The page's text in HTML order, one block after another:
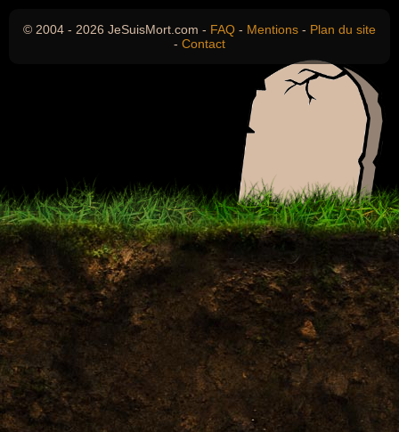
© 2004 - 2026 JeSuisMort.com - FAQ - Mentions - Plan du site
- Contact